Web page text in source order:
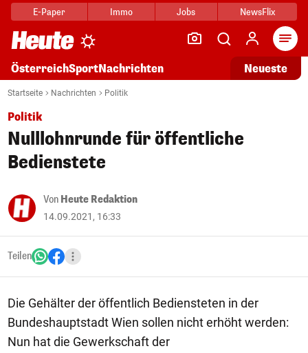
E-Paper Immo Jobs NewsFlix
ÖsterreichSportNachrichten Neueste
Startseite Nachrichten Politik
Politik
Nulllohnrunde für öffentliche
Bedienstete
Von Heute Redaktion
14.09.2021, 16:33
Teilen
Die Gehälter der öffentlich Bediensteten in der
Bundeshauptstadt Wien sollen nicht erhöht werden:
Nun hat die Gewerkschaft der